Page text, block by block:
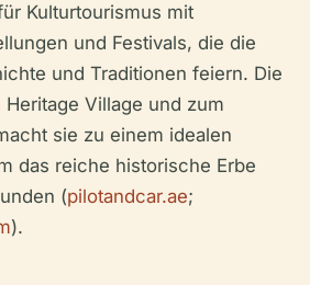
Kulturtourismus mit
und Festivals, die die
und Traditionen feiern. Die
Heritage Village und zum
sie zu einem idealen
das reiche historische Erbe
(pilotandcar.ae;
).